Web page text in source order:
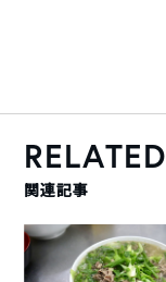
RELATED
関連記事